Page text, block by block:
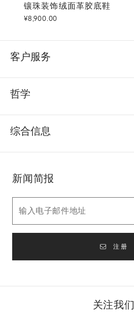
镶珠装饰绒面革胶底鞋 棕色
镶珠装饰绒面革胶底鞋
¥8,900.00
客户服务
哲学
综合信息
新闻简报
注册
关注我们